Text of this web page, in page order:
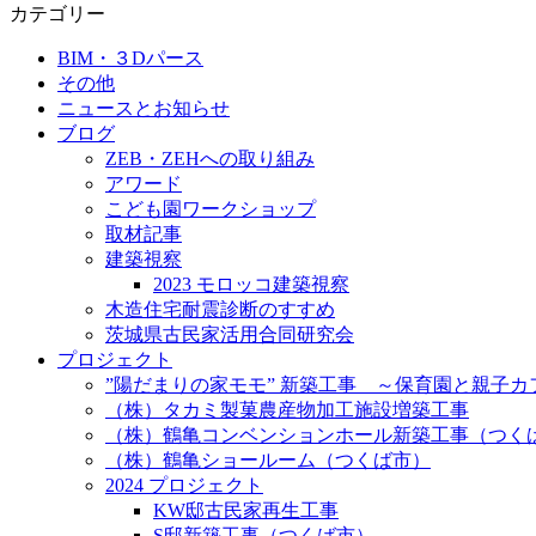
カテゴリー
BIM・３Dパース
その他
ニュースとお知らせ
ブログ
ZEB・ZEHへの取り組み
アワード
こども園ワークショップ
取材記事
建築視察
2023 モロッコ建築視察
木造住宅耐震診断のすすめ
茨城県古民家活用合同研究会
プロジェクト
”陽だまりの家モモ” 新築工事 ～保育園と親子カ
（株）タカミ製菓農産物加工施設増築工事
（株）鶴亀コンベンションホール新築工事（つく
（株）鶴亀ショールーム（つくば市）
2024 プロジェクト
KW邸古民家再生工事